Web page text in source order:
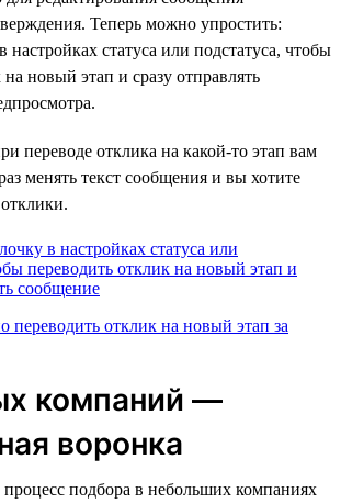
Теперь можно упростить:
настройках статуса или подстатуса, чтобы
новый этап и сразу отправлять
переводе отклика на какой-то этап вам
менять текст сообщения и вы хотите
компаний —
воронка
подбора в небольших компаниях